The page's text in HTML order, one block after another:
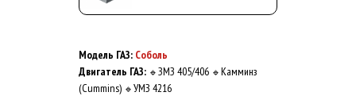
Модель ГАЗ: Соболь
Двигатель ГАЗ: 🔹 ЗМЗ 405/406 🔹 Камминз
(Cummins) 🔹 УМЗ 4216